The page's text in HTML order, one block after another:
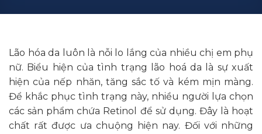
Lão hóa da luôn là nỗi lo lắng của nhiều chị em phụ
nữ. Biểu hiện của tình trạng lão hoá da là sự xuất
hiện của nếp nhăn, tăng sắc tố và kém mịn màng.
Để khắc phục tình trạng này, nhiều người lựa chọn
các sản phẩm chứa Retinol để sử dụng. Đây là hoạt
chất rất được ưa chuộng hiện nay. Đối với những